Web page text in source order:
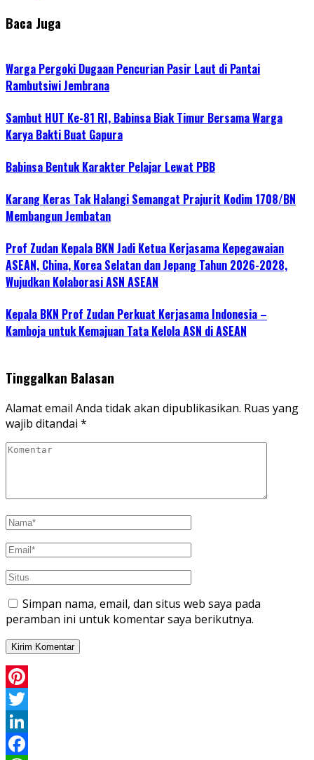
Baca Juga
Warga Pergoki Dugaan Pencurian Pasir Laut di Pantai
Rambutsiwi Jembrana
Sambut HUT Ke-81 RI, Babinsa Biak Timur Bersama Warga
Karya Bakti Buat Gapura
Babinsa Bentuk Karakter Pelajar Lewat PBB
Karang Keras Tak Halangi Semangat Prajurit Kodim 1708/BN
Membangun Jembatan
Prof Zudan Kepala BKN Jadi Ketua Kerjasama Kepegawaian
ASEAN, China, Korea Selatan dan Jepang Tahun 2026-2028,
Wujudkan Kolaborasi ASN ASEAN
Kepala BKN Prof Zudan Perkuat Kerjasama Indonesia –
Kamboja untuk Kemajuan Tata Kelola ASN di ASEAN
Tinggalkan Balasan
Alamat email Anda tidak akan dipublikasikan. Ruas yang
wajib ditandai *
Simpan nama, email, dan situs web saya pada
peramban ini untuk komentar saya berikutnya.
Pinterest
Twitter
LinkedIn